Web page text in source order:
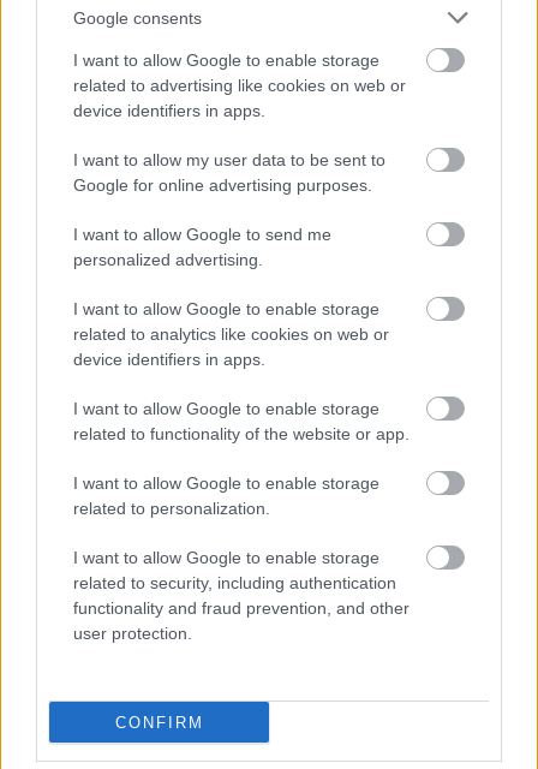
Google consents
I want to allow Google to enable storage
related to advertising like cookies on web or
device identifiers in apps.
I want to allow my user data to be sent to
Google for online advertising purposes.
I want to allow Google to send me
personalized advertising.
I want to allow Google to enable storage
related to analytics like cookies on web or
device identifiers in apps.
I want to allow Google to enable storage
related to functionality of the website or app.
I want to allow Google to enable storage
related to personalization.
I want to allow Google to enable storage
related to security, including authentication
functionality and fraud prevention, and other
user protection.
CONFIRM
Nem ecettel és nem szódabikarbónával: ezzel lesz
újra csillogó a vízköves csap
érzelmi intelligenciára utalhat